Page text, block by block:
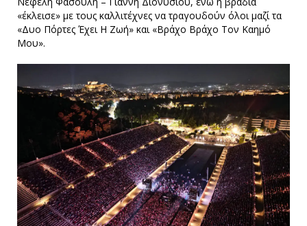
«έκλεισε» με τους καλλιτέχνες να τραγουδούν όλοι μαζί τα
«Δυο Πόρτες Έχει Η Ζωή» και «Βράχο Βράχο Τον Καημό
Μου».